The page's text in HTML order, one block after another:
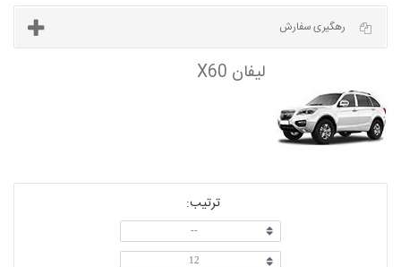
آخرین مطالب
لیفان X60 ترتیب:
--
12